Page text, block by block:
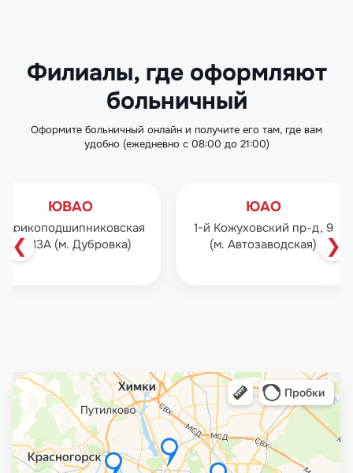
Филиалы, где оформляют
больничный
Оформите больничный онлайн и получите его там, где вам
удобно (ежедневно с 08:00 до 21:00)
❮
ЮВАО
ул., 13А (м. Дубровка)
ЮАО
1-й Кожуховский пр-д, 9
(м. Автозаводская)
❯